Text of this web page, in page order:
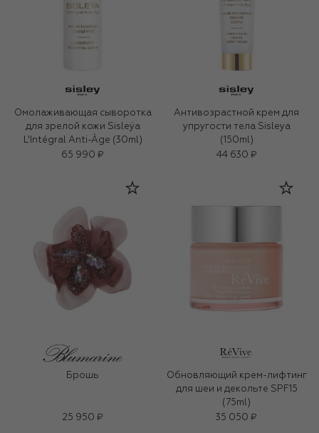
Омолаживающая сыворотка
для зрелой кожи Sisleÿa
L'Intégral Anti-Âge (30ml)
65 990 ₽
Антивозрастной крем для
упругости тела Sisleya
(150ml)
44 630 ₽
Брошь
25 950 ₽
Обновляющий крем-лифтинг
для шеи и декольте SPF15
(75ml)
35 050 ₽